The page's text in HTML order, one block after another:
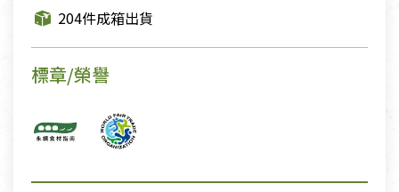
204件成箱出貨
標章/榮譽